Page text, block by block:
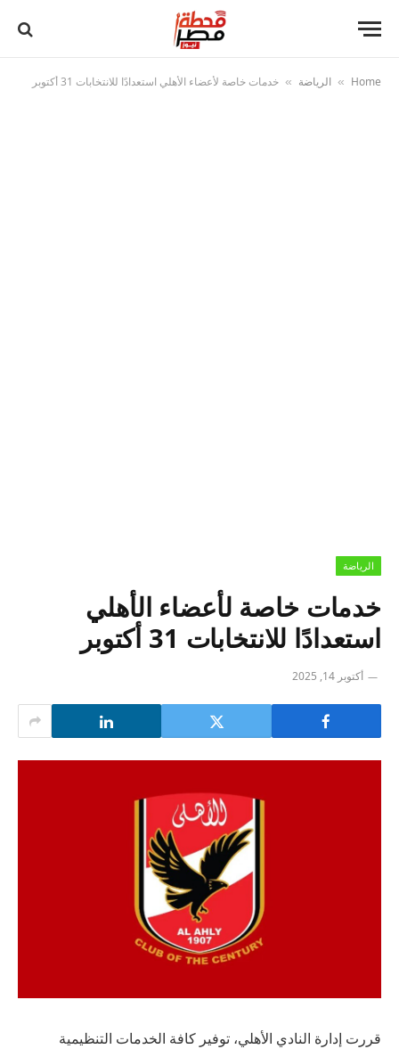
Home
» الرياضة » خدمات خاصة لأعضاء الأهلي استعدادًا للانتخابات 31 أكتوبر
الرياضة
خدمات خاصة لأعضاء الأهلي
استعدادًا للانتخابات 31 أكتوبر
أكتوبر 14, 2025
قررت إدارة النادي الأهلي، توفير كافة الخدمات التنظيمية